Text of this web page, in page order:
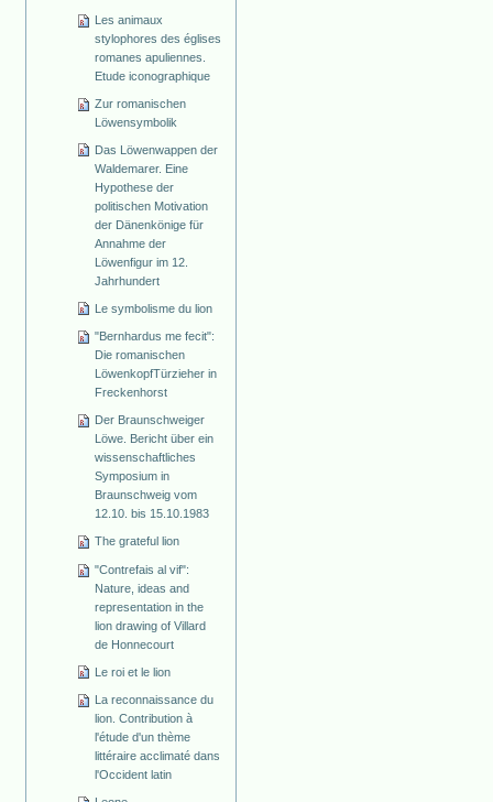
Les animaux
stylophores des églises
romanes apuliennes.
Etude iconographique
Zur romanischen
Löwensymbolik
Das Löwenwappen der
Waldemarer. Eine
Hypothese der
politischen Motivation
der Dänenkönige für
Annahme der
Löwenfigur im 12.
Jahrhundert
Le symbolisme du lion
"Bernhardus me fecit":
Die romanischen
Löwenkopf­Türzieher in
Freckenhorst
Der Braunschweiger
Löwe. Bericht über ein
wissenschaftliches
Symposium in
Braunschweig vom
12.10. bis 15.10.1983
The grateful lion
"Contrefais al vif":
Nature, ideas and
representation in the
lion drawing of Villard
de Honnecourt
Le roi et le lion
La reconnaissance du
lion. Contribution à
l'étude d'un thème
littéraire acclimaté dans
l'Occident latin